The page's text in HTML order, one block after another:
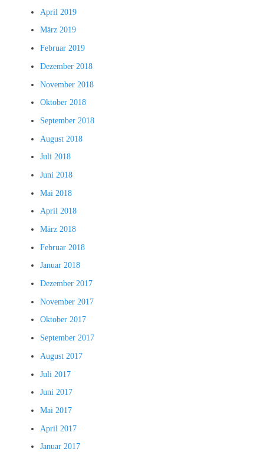
April 2019
März 2019
Februar 2019
Dezember 2018
November 2018
Oktober 2018
September 2018
August 2018
Juli 2018
Juni 2018
Mai 2018
April 2018
März 2018
Februar 2018
Januar 2018
Dezember 2017
November 2017
Oktober 2017
September 2017
August 2017
Juli 2017
Juni 2017
Mai 2017
April 2017
Januar 2017